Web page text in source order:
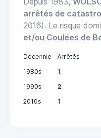
arrêtés de
2016). Le risque
et/ou Coulées de
Décennie
Arrêtés
1980s
1
1990s
2
2010s
1